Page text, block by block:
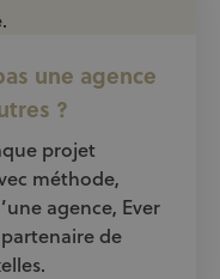
une agence
?
projet
méthode,
agence, Ever
de